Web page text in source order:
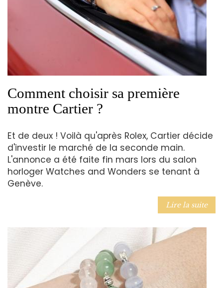
Comment choisir sa première
montre Cartier ?
Et de deux ! Voilà qu'après Rolex, Cartier décide
d'investir le marché de la seconde main.
L'annonce a été faite fin mars lors du salon
horloger Watches and Wonders se tenant à
Genève.
Lire la suite